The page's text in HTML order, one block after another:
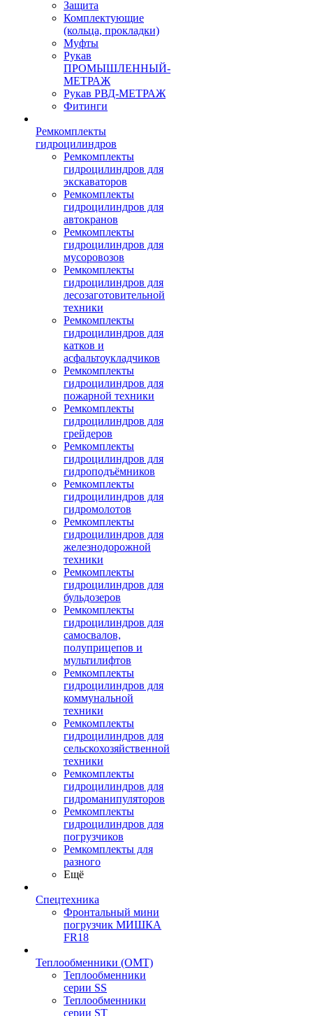
Защита
Комплектующие
(кольца, прокладки)
Муфты
Рукав
ПРОМЫШЛЕННЫЙ-
МЕТРАЖ
Рукав РВД-МЕТРАЖ
Фитинги
Ремкомплекты
гидроцилиндров
Ремкомплекты
гидроцилиндров для
экскаваторов
Ремкомплекты
гидроцилиндров для
автокранов
Ремкомплекты
гидроцилиндров для
мусоровозов
Ремкомплекты
гидроцилиндров для
лесозаготовительной
техники
Ремкомплекты
гидроцилиндров для
катков и
асфальтоукладчиков
Ремкомплекты
гидроцилиндров для
пожарной техники
Ремкомплекты
гидроцилиндров для
грейдеров
Ремкомплекты
гидроцилиндров для
гидроподъёмников
Ремкомплекты
гидроцилиндров для
гидромолотов
Ремкомплекты
гидроцилиндров для
железнодорожной
техники
Ремкомплекты
гидроцилиндров для
бульдозеров
Ремкомплекты
гидроцилиндров для
самосвалов,
полуприцепов и
мультилифтов
Ремкомплекты
гидроцилиндров для
коммунальной
техники
Ремкомплекты
гидроцилиндров для
сельскохозяйственной
техники
Ремкомплекты
гидроцилиндров для
гидроманипуляторов
Ремкомплекты
гидроцилиндров для
погрузчиков
Ремкомплекты для
разного
Ещё
Спецтехника
Фронтальный мини
погрузчик МИШКА
FR18
Теплообменники (OMT)
Теплообменники
серии SS
Теплообменники
серии ST